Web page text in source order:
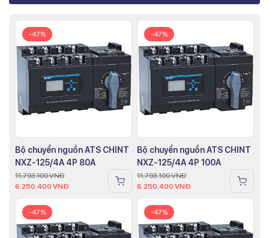
-47%
Bộ chuyển nguồn ATS CHINT
NXZ-125/4A 4P 80A
11.793.100VNĐ
6.250.400 VNĐ
-47%
Bộ chuyển nguồn ATS CHINT
NXZ-125/4A 4P 100A
11.793.100VNĐ
6.250.400 VNĐ
-47% -47%